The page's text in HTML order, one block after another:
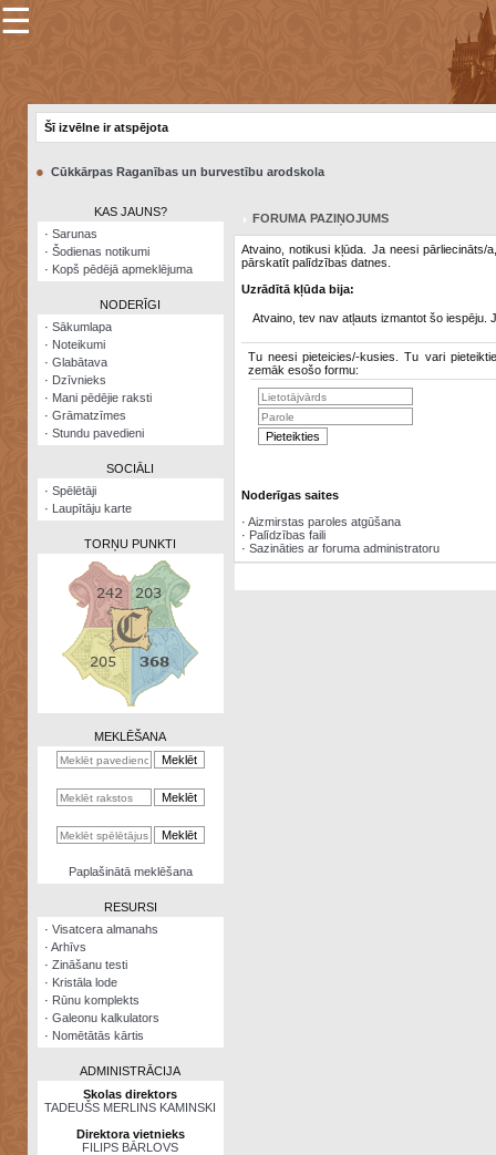
×
Šodienas
notikumi
Visatcera
almanahs
Arhīvs
Zināšanu
kalkulators
Nomētātās
☰
Šī izvēlne ir atspējota
● Cūkkārpas Raganības un burvestību arodskola
KAS JAUNS?
· Sarunas
· Šodienas notikumi
· Kopš pēdējā apmeklējuma
NODERĪGI
· Sākumlapa
· Noteikumi
· Glabātava
· Dzīvnieks
· Mani pēdējie raksti
· Grāmatzīmes
· Stundu pavedieni
SOCIĀLI
· Spēlētāji
· Laupītāju karte
TORŅU PUNKTI
MEKLĒŠANA
Paplašinātā meklēšana
RESURSI
· Visatcera almanahs
· Arhīvs
· Zināšanu testi
· Kristāla lode
· Rūnu komplekts
· Galeonu kalkulators
· Nomētātās kārtis
ADMINISTRĀCIJA
Skolas direktors
TADEUŠS MERLINS KAMINSKI
Direktora vietnieks
FILIPS BĀRLOVS
FORUMA PAZIŅOJUMS
Atvaino, notikusi kļūda. Ja neesi pārliecināts/
pārskatīt palīdzības datnes.
Uzrādītā kļūda bija:
Atvaino, tev nav atļauts izmantot šo iespēju.
Tu neesi pieteicies/-kusies. Tu vari
zemāk esošo formu:
Noderīgas saites
· Aizmirstas paroles atgūšana
· Palīdzības faili
· Sazināties ar foruma administratoru